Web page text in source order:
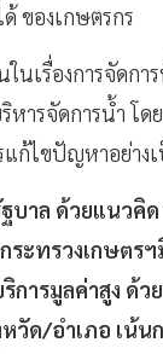
ของเกษตรกร
นเรื่องการจัดก
หารจัดการน้ำ โด
ก้ไขปัญหาอย่าง
บาล ด้วยแนวคิ
ระทรวงเกษตร
ารมูลค่าสูง ด้ว
วัด/อำเภอ เน้น